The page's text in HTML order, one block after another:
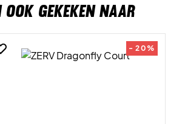
GEKEKEN NAAR
- 20%